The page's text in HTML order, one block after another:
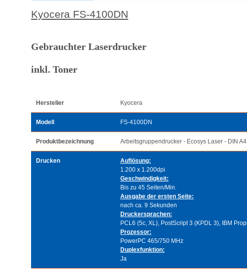
Kyocera FS-4100DN
Gebrauchter Laserdrucker
inkl. Toner
Hersteller Kyocera
Modell FS-4100DN
Produktbezeichnung Arbeitsgruppendrucker - Ecosys Laser - DIN A4
Drucken
Auflösung:
1.200 x 1.200dpi
Geschwindigkeit:
Bis zu 45 Seiten/Min.
Ausgabe der ersten Seite:
nach ca. 9 Sekunden
Druckersprachen:
PCL6 (5c, XL), PostScript 3 (KPDL 3), IBM
Prozessor:
PowerPC 465/750 MHz
Duplexfunktion:
Ja